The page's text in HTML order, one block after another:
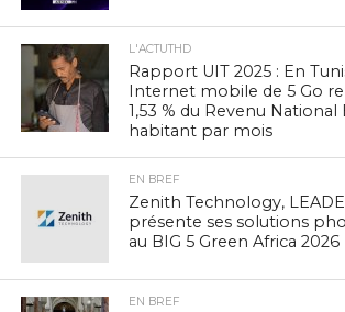
L'ACTUTHD
Rapport UIT 2025 : En
Internet mobile de 5 Go
1,53 % du Revenu
habitant par mois
EN BREF
Zenith Technology,
présente ses solutions
au BIG 5 Green Africa 2026
EN BREF